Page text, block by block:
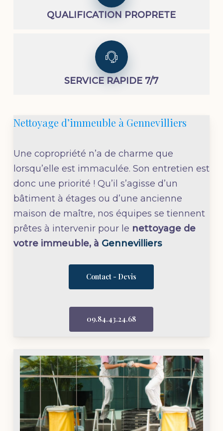
QUALIFICATION PROPRETE
SERVICE RAPIDE 7/7
Nettoyage d’immeuble à Gennevilliers
Une copropriété n’a de charme que
lorsqu’elle est immaculée. Son entretien est
donc une priorité ! Qu’il s’agisse d’un
bâtiment à étages ou d’une ancienne
maison de maître, nos équipes se tiennent
prêtes à intervenir pour le nettoyage de
votre immeuble, à Gennevilliers
Contact - Devis
09.84.43.24.68